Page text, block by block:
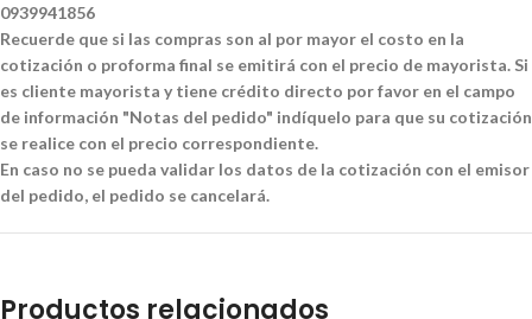
0939941856
Recuerde que si las compras son al por mayor el costo en la
cotización o proforma final se emitirá con el precio de mayorista. Si
es cliente mayorista y tiene crédito directo por favor en el campo
de información "Notas del pedido" indíquelo para que su cotización
se realice con el precio correspondiente.
En caso no se pueda validar los datos de la cotización con el emisor
del pedido, el pedido se cancelará.
Productos relacionados